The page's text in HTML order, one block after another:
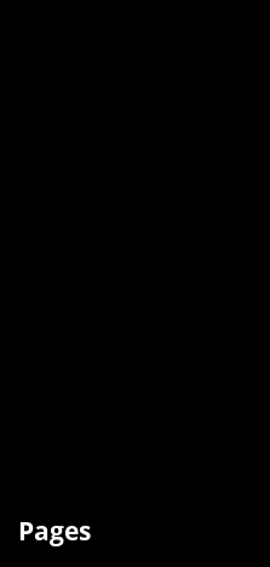
Pages